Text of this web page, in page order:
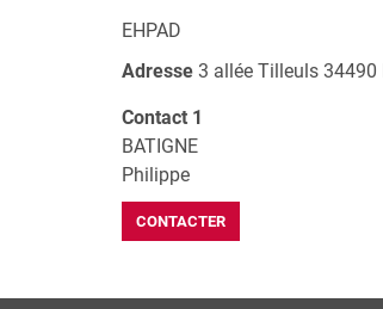
EHPAD
Adresse 3 allée Tilleuls 34490
Contact 1
BATIGNE
Philippe
CONTACTER
+